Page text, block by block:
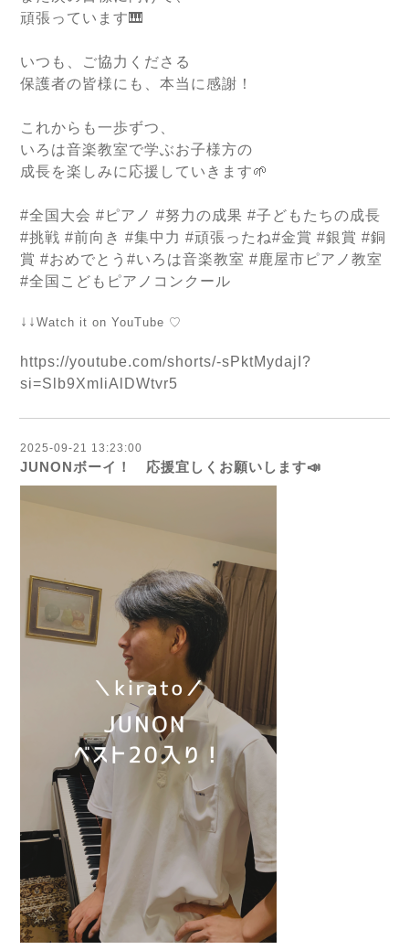
頑張っています🎹
いつも、ご協力くださる
保護者の皆様にも、本当に感謝！
これからも一歩ずつ、
いろは音楽教室で学ぶお子様方の
成長を楽しみに応援していきます🌱
#全国大会 #ピアノ #努力の成果 #子どもたちの成長
#挑戦 #前向き #集中力 #頑張ったね#金賞 #銀賞 #銅
賞 #おめでとう#いろは音楽教室 #鹿屋市ピアノ教室
#全国こどもピアノコンクール
↓↓ Watch it on YouTube ♡
https://youtube.com/shorts/-sPktMydajI?
si=Slb9XmIiAlDWtvr5
2025-09-21 13:23:00
JUNONボーイ！ 応援宜しくお願いします📣